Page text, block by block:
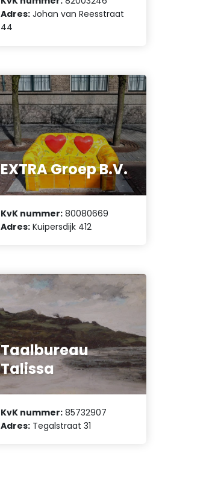
Adres: Johan van Reesstraat
44
EXTRA Groep B.V.
KvK nummer: 80080669
Adres: Kuipersdijk 412
Taalbureau
Talissa
KvK nummer: 85732907
Adres: Tegalstraat 31